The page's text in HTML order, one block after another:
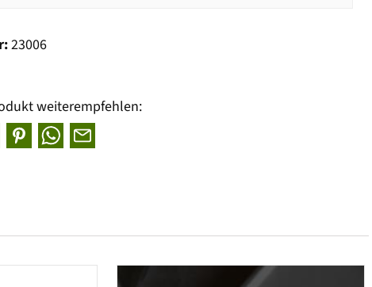
23006
weiterempfehlen: